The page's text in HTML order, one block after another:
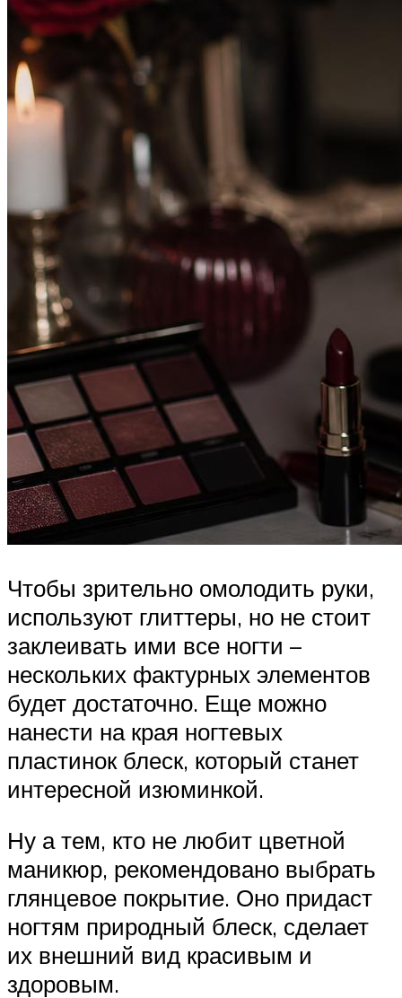
Чтобы зрительно омолодить руки,
используют глиттеры, но не стоит
заклеивать ими все ногти –
нескольких фактурных элементов
будет достаточно. Еще можно
нанести на края ногтевых
пластинок блеск, который станет
интересной изюминкой.
Ну а тем, кто не любит цветной
маникюр, рекомендовано выбрать
глянцевое покрытие. Оно придаст
ногтям природный блеск, сделает
их внешний вид красивым и
здоровым.